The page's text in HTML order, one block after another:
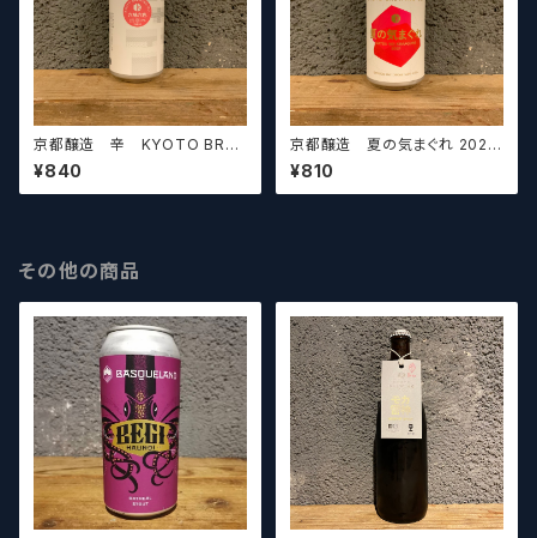
京都醸造 辛 KYOTO BRE
WING CO. (SHIN)【クラフトビ
ールシザーズ】
¥840
京都醸造 夏の気まぐれ 2021
KYOTO BREWING CO. (N
ATSU NO KIMAGURE 2021)
【クラフトビールシザーズ】
¥810
その他の商品